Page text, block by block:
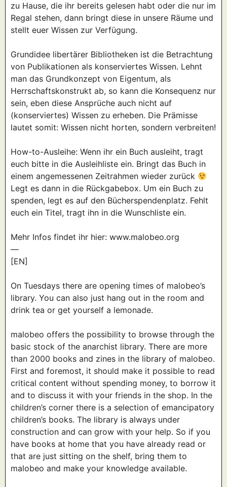
zu Hause, die ihr bereits gelesen habt oder die nur im
Regal stehen, dann bringt diese in unsere Räume und
stellt euer Wissen zur Verfügung.
Grundidee libertärer Bibliotheken ist die Betrachtung
von Publikationen als konserviertes Wissen. Lehnt
man das Grundkonzept von Eigentum, als
Herrschaftskonstrukt ab, so kann die Konsequenz nur
sein, eben diese Ansprüche auch nicht auf
(konserviertes) Wissen zu erheben. Die Prämisse
lautet somit: Wissen nicht horten, sondern verbreiten!
How-to-Ausleihe: Wenn ihr ein Buch ausleiht, tragt
euch bitte in die Ausleihliste ein. Bringt das Buch in
einem angemessenen Zeitrahmen wieder zurück
Legt es dann in die Rückgabebox. Um ein Buch zu
spenden, legt es auf den Bücherspendenplatz. Fehlt
euch ein Titel, tragt ihn in die Wunschliste ein.
Mehr Infos findet ihr hier: www.malobeo.org
—
[EN]
On Tuesdays there are opening times of malobeo’s
library. You can also just hang out in the room and
drink tea or get yourself a lemonade.
malobeo offers the possibility to browse through the
basic stock of the anarchist library. There are more
than 2000 books and zines in the library of malobeo.
First and foremost, it should make it possible to read
critical content without spending money, to borrow it
and to discuss it with your friends in the shop. In the
children’s corner there is a selection of emancipatory
children’s books. The library is always under
construction and can grow with your help. So if you
have books at home that you have already read or
that are just sitting on the shelf, bring them to
malobeo and make your knowledge available.